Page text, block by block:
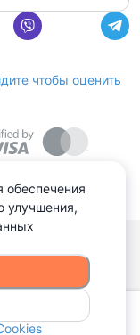
чтобы оценить
допускается
обеспечения
улучшения,